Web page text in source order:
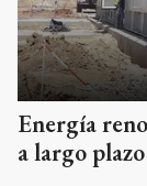
Energía
a largo plazo